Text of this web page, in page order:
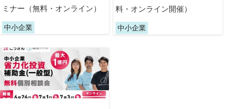
ミナー（無料・オンライン）
中小企業
料・オンライン開催）
中小企業